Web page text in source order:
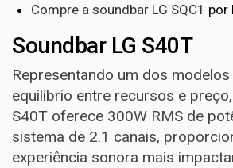
Compre a soundbar LG SQC1 por
Soundbar LG S40T
Representando um dos
equilíbrio entre recursos e
S40T oferece 300W RMS de
sistema de 2.1 canais,
experiência sonora mais